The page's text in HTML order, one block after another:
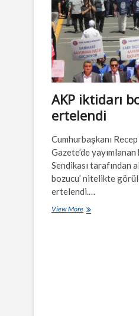
AKP iktidarı
ertelendi
Cumhurbaşkanı
Gazete’de
Sendikası tarafından
bozucu’ nitelikte
ertelendi.…
View MoreAKP